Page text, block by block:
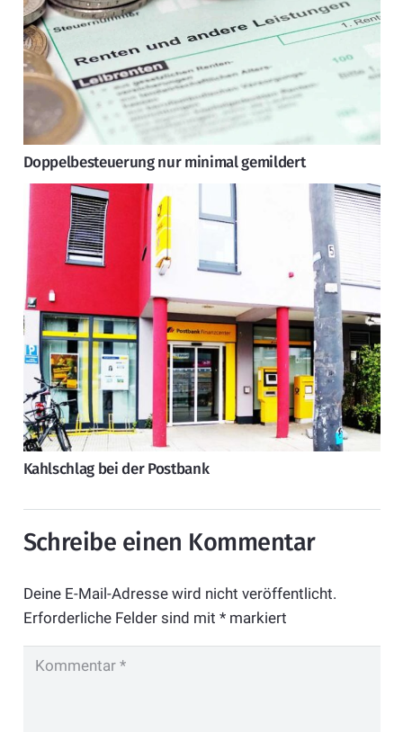
Doppelbesteuerung nur minimal gemildert
Kahlschlag bei der Postbank
Schreibe einen Kommentar
Deine E-Mail-Adresse wird nicht veröffentlicht.
Erforderliche Felder sind mit *markiert